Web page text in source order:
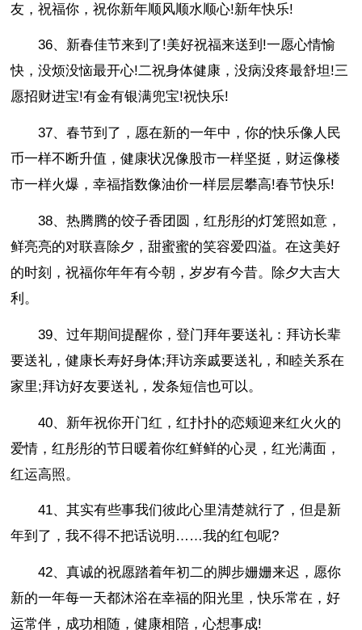
友，祝福你，祝你新年顺风顺水顺心!新年快乐!
36、新春佳节来到了!美好祝福来送到!一愿心情愉
快，没烦没恼最开心!二祝身体健康，没病没疼最舒坦!三
愿招财进宝!有金有银满兜宝!祝快乐!
37、春节到了，愿在新的一年中，你的快乐像人民
币一样不断升值，健康状况像股市一样坚挺，财运像楼
市一样火爆，幸福指数像油价一样层层攀高!春节快乐!
38、热腾腾的饺子香团圆，红彤彤的灯笼照如意，
鲜亮亮的对联喜除夕，甜蜜蜜的笑容爱四溢。在这美好
的时刻，祝福你年年有今朝，岁岁有今昔。除夕大吉大
利。
39、过年期间提醒你，登门拜年要送礼：拜访长辈
要送礼，健康长寿好身体;拜访亲戚要送礼，和睦关系在
家里;拜访好友要送礼，发条短信也可以。
40、新年祝你开门红，红扑扑的恋颊迎来红火火的
爱情，红彤彤的节日暖着你红鲜鲜的心灵，红光满面，
红运高照。
41、其实有些事我们彼此心里清楚就行了，但是新
年到了，我不得不把话说明……我的红包呢?
42、真诚的祝愿踏着年初二的脚步姗姗来迟，愿你
新的一年每一天都沐浴在幸福的阳光里，快乐常在，好
运常伴，成功相随，健康相陪，心想事成!